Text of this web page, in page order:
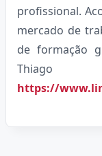
profissional.
mercado de
de formação
https://